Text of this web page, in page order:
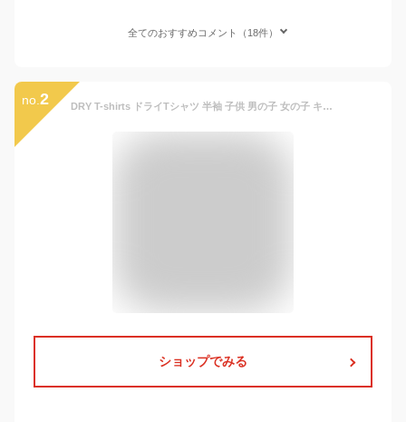
全てのおすすめコメント（18件）
no. 2 DRY T-shirts ドライTシャツ 半袖 子供 男の子 女の子 キッズ 園児 80〜130cm ドライメッシュ140〜150g/ 吸汗速乾 軽量 スポーツ お外遊び 34017 中国製
ショップでみる